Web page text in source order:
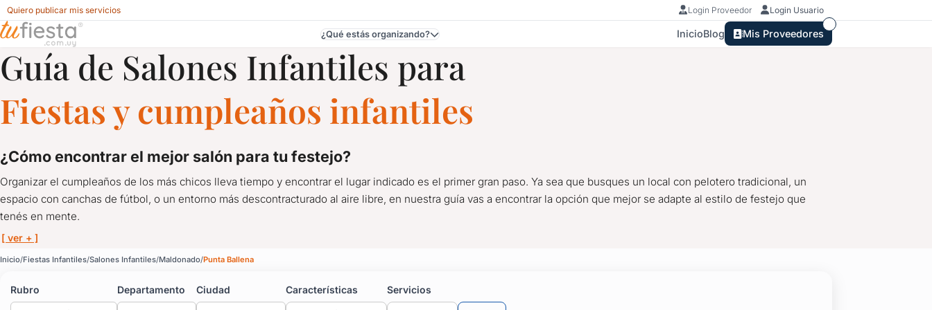
Quiero publicar mis servicios Login Proveedor Login Usuario
Salones Infantiles para Fiestas Infantiles en Punta Ballena, Maldonado
¿Qué estás organizando? InicioBlog Mis Proveedores
Guía de Salones Infantiles para
Fiestas y cumpleaños infantiles
¿cómo encontrar el mejor salón para tu festejo?
Organizar el cumpleaños de los más chicos lleva tiempo y encontrar el lugar indicado es el primer gran paso. Ya sea que busques un local con pelotero tradicional, un
espacio con canchas de fútbol, o un entorno más descontracturado al aire libre, en nuestra guía vas a encontrar la opción que mejor se adapte al estilo de festejo que
tenés en mente.
[ ver + ]
Inicio Fiestas Infantiles Salones Infantiles Maldonado Punta Ballena
Rubro Departamento Ciudad Características Servicios
Salones Infantiles para Fiestas Infantiles en Punta Ballena, Maldonado